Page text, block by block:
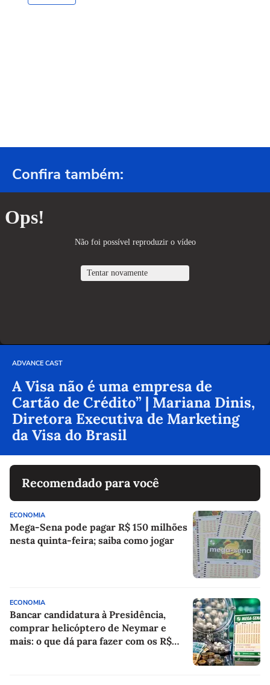
Confira também:
ADVANCE CAST
A Visa não é uma empresa de
Cartão de Crédito” | Mariana Dinis,
Diretora Executiva de Marketing
da Visa do Brasil
Recomendado para você
ECONOMIA
Mega-Sena pode pagar R$ 150 milhões
nesta quinta-feira; saiba como jogar
ECONOMIA
Bancar candidatura à Presidência,
comprar helicóptero de Neymar e
mais: o que dá para fazer com os R$